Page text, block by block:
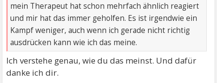
mein Therapeut hat schon mehrfach ähnlich reagiert
und mir hat das immer geholfen. Es ist irgendwie ein
Kampf weniger, auch wenn ich gerade nicht richtig
ausdrücken kann wie ich das meine.
Ich verstehe genau, wie du das meinst. Und dafür
danke ich dir.